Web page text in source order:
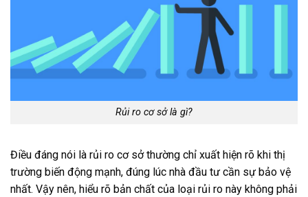
Rủi ro cơ sở là gì?
Điều đáng nói là rủi ro cơ sở thường chỉ xuất hiện rõ khi thị
trường biến động mạnh, đúng lúc nhà đầu tư cần sự bảo vệ
nhất. Vậy nên, hiểu rõ bản chất của loại rủi ro này không phải